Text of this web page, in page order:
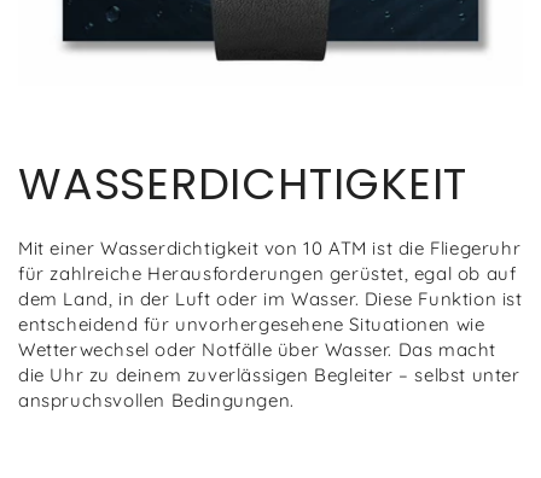
WASSERDICHTIGKEIT
Mit einer Wasserdichtigkeit von 10 ATM ist die Fliegeruhr
für zahlreiche Herausforderungen gerüstet, egal ob auf
dem Land, in der Luft oder im Wasser. Diese Funktion ist
entscheidend für unvorhergesehene Situationen wie
Wetterwechsel oder Notfälle über Wasser. Das macht
die Uhr zu deinem zuverlässigen Begleiter – selbst unter
anspruchsvollen Bedingungen.